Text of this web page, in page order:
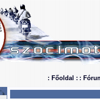
: Főoldal : :